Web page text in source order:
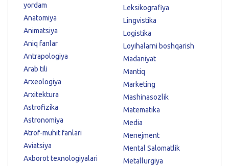
yordam
Anatomiya
Animatsiya
Aniq fanlar
Antrapologiya
Arab tili
Arxeologiya
Arxitektura
Astrofizika
Astronomiya
Atrof-muhit fanlari
Aviatsiya
Axborot texnologiyalari
Leksikografiya
Lingvistika
Logistika
Loyihalarni boshqarish
Madaniyat
Mantiq
Marketing
Mashinasozlik
Matematika
Media
Menejment
Mental Salomatlik
Metallurgiya